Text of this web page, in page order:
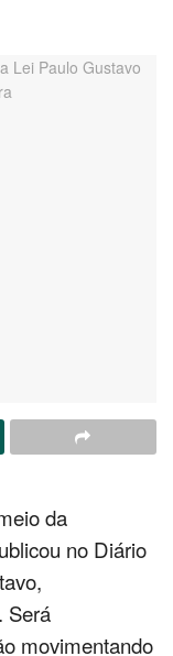
da
no Diário
Será
movimentando